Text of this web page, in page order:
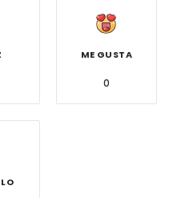
ME GUSTA
0